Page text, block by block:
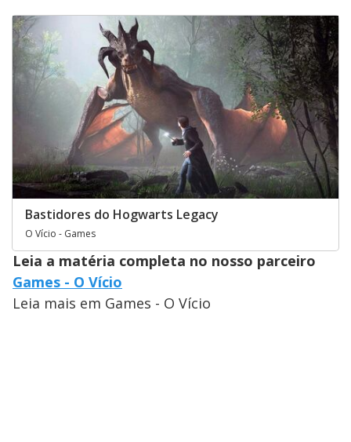
Bastidores do Hogwarts Legacy
O Vício - Games
Leia a matéria completa no nosso parceiro
Games - O Vício
Leia mais em Games - O Vício